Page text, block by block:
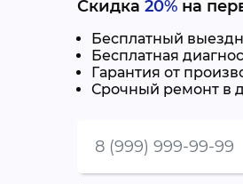
Скидка 20%на
Бесплатный
Бесплатная
Гарантия от
Срочный ремонт в